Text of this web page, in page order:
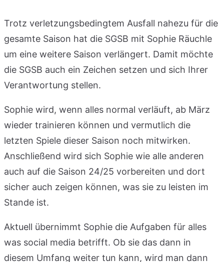
Trotz verletzungsbedingtem Ausfall nahezu für die
gesamte Saison hat die SGSB mit Sophie Räuchle
um eine weitere Saison verlängert. Damit möchte
die SGSB auch ein Zeichen setzen und sich Ihrer
Verantwortung stellen.
Sophie wird, wenn alles normal verläuft, ab März
wieder trainieren können und vermutlich die
letzten Spiele dieser Saison noch mitwirken.
Anschließend wird sich Sophie wie alle anderen
auch auf die Saison 24/25 vorbereiten und dort
sicher auch zeigen können, was sie zu leisten im
Stande ist.
Aktuell übernimmt Sophie die Aufgaben für alles
was social media betrifft. Ob sie das dann in
diesem Umfang weiter tun kann, wird man dann